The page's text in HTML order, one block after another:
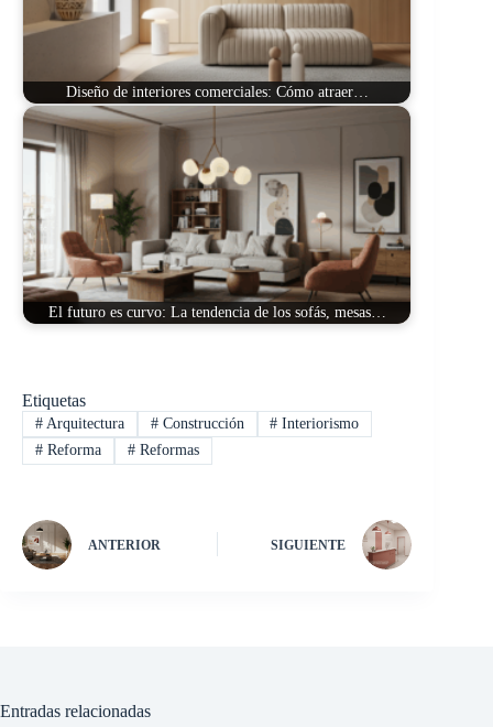
Diseño de interiores comerciales: Cómo atraer…
El futuro es curvo: La tendencia de los sofás, mesas…
Etiquetas
#Arquitectura #Construcción # Interiorismo
#Reforma #Reformas
ANTERIOR SIGUIENTE
Entradas relacionadas